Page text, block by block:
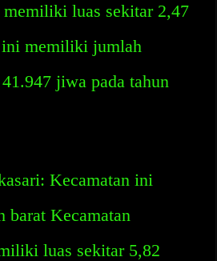
luas sekitar 2,47
memiliki jumlah
jiwa pada tahun
Kecamatan ini
barat Kecamatan
luas sekitar 5,82